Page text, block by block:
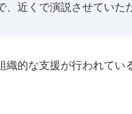
、近くで演説させていた
織的な支援が行われてい